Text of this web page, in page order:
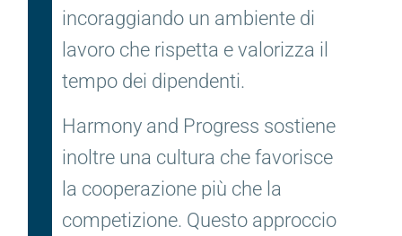
incoraggiando un ambiente di
lavoro che rispetta e valorizza il
tempo dei dipendenti.
Harmony and Progress sostiene
inoltre una cultura che favorisce
la cooperazione più che la
competizione. Questo approccio